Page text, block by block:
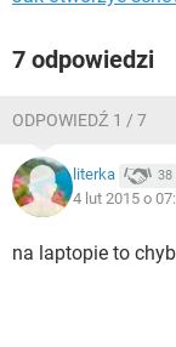
7 odpowiedzi
ODPOWIEDŹ 1 / 7
literka 38
4 lut 2015 o
na laptopie to